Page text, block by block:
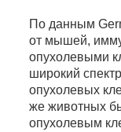
По данным
от мышей,
опухолевыми
широкий
опухолевых
же животных
опухолевым